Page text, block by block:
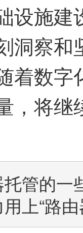
设施
洞察
着数
，将
托管的一
用上“路